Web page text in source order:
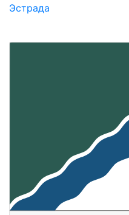
Эстрада